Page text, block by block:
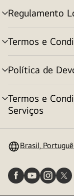
Regulamento
alternar
menu
Termos e
alternar
menu
Política de
alternar
menu
Termos e
Serviços
alternar
Brasil,